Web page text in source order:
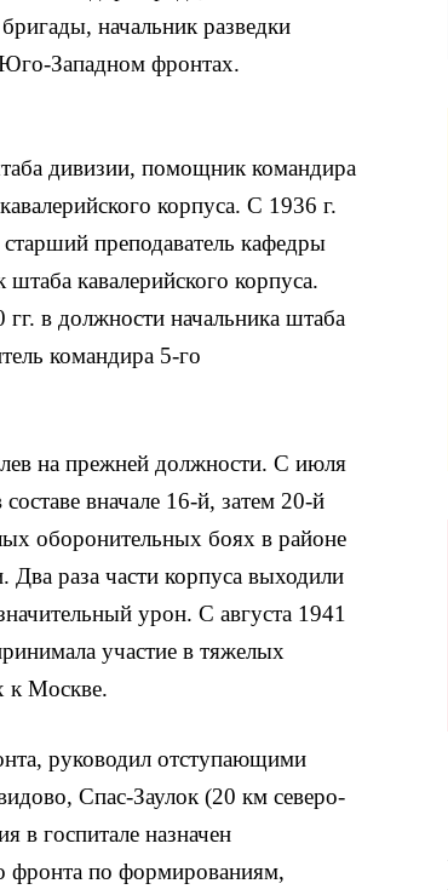
начальник разведки
Западном фронтах.
дивизии, помощник командира
корпуса. С 1936 г.
преподаватель кафедры
кавалерийского корпуса.
в должности начальника штаба
командира 5-го
на прежней должности. С июля
вначале 16-й, затем 20-й
оборонительных боях в районе
Два раза части корпуса выходили
урон. С августа 1941
участие в тяжелых
к Москве.
руководил отступающими
Спас-Заулок (20 км северо-
в госпитале назначен
фронта по формированиям,